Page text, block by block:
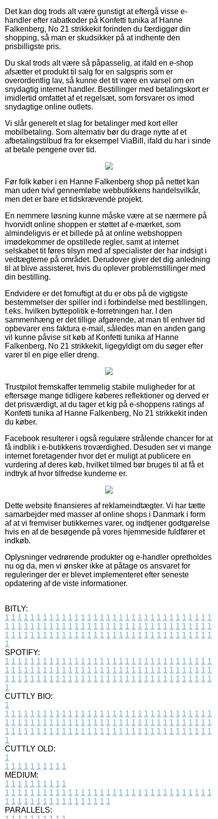
Det kan dog trods alt være gunstigt at eftergå visse e-
handler efter rabatkoder på Konfetti tunika af Hanne
Falkenberg, No 21 strikkekit forinden du færdiggør din
shopping, så man er skudsikker på at indhente den
prisbilligste pris.
Du skal trods alt være så påpasselig, at ifald en e-shop
afsætter et produkt til salg for en salgspris som er
overordentlig lav, så kunne det tit være en varsel om en
snydagtig internet handler. Bestillinger med betalingskort er
imidlertid omfattet af et regelsæt, som forsvarer os imod
snydagtige online outlets.
Vi slår generelt et slag for betalinger med kort eller
mobilbetaling. Som alternativ bør du drage nytte af et
afbetalingstilbud fra for eksempel ViaBill, ifald du har i sinde
at betale pengene over tid.
Før folk køber i en Hanne Falkenberg shop på nettet kan
man uden tvivl gennemløbe webbutikkens handelsvilkår,
men det er bare et tidskrævende projekt.
En nemmere løsning kunne måske være at se nærmere på
hvorvidt online shoppen er støttet af e-mærket, som
almindeligvis er et billede på at online webshoppen
imødekommer de opstillede regler, samt at internet
selskabet tit føres tilsyn med af specialister der har indsigt i
vedtægterne på området. Derudover giver det dig anledning
til at blive assisteret, hvis du oplever problemstillinger med
din bestilling.
Endvidere er det fornuftigt at du er obs på de vigtigste
bestemmelser der spiller ind i forbindelse med bestillingen,
f.eks. hvilken byttepolitik e-forretningen har. I den
sammenhæng er det tillige afgørende, at man til enhver tid
opbevarer ens faktura e-mail, således man en anden gang
vil kunne påvise sit køb af Konfetti tunika af Hanne
Falkenberg, No 21 strikkekit, ligegyldigt om du søger efter
varer til en pige eller dreng.
Trustpilot fremskaffer temmelig stabile muligheder for at
eftersøge mange tidligere køberes reflektioner og derved er
det prisværdigt, at du tager et kig på e-shoppens ratings af
Konfetti tunika af Hanne Falkenberg, No 21 strikkekit inden
du køber.
Facebook resulterer i også regulære strålende chancer for at
få indblik i e-butikkens troværdighed. Desuden ser vi mange
internet foretagender hvor det er muligt at publicere en
vurdering af deres køb, hvilket tilmed bør bruges til at få et
indtryk af hvor tilfredse kunderne er.
Dette website finansieres af reklameindtægter. Vi har tætte
samarbejder med masser af online shops i Danmark i form
af at vi fremviser butikkernes varer, og indtjener godtgørelse
hvis en af de besøgende på vores hjemmeside fuldfører et
indkøb.
Oplysninger vedrørende produkter og e-handler opretholdes
nu og da, men vi ønsker ikke at påtage os ansvaret for
reguleringer der er blevet implementeret efter seneste
opdatering af de viste informationer.
BITLY:
1 1 1 1 1 1 1 1 1 1 1 1 1 1 1 1 1 1 1 1 1 1 1 1 1 1 1 1 1 1 1 1 1
1 1 1 1 1 1 1 1 1 1 1 1 1 1 1 1 1 1 1 1 1 1 1 1 1 1 1 1 1 1 1 1 1
1 1 1 1 1 1 1 1 1 1 1 1 1 1 1 1 1 1 1 1 1 1 1 1 1 1 1 1 1 1 1 1 1
1
SPOTIFY:
1 1 1 1 1 1 1 1 1 1 1 1 1 1 1 1 1 1 1 1 1 1 1 1 1 1 1 1 1 1 1 1 1
1 1 1 1 1 1 1 1 1 1 1 1 1 1 1 1 1 1 1 1 1 1 1 1 1 1 1 1 1 1 1 1 1
1 1 1 1 1 1 1 1 1 1 1 1 1 1 1 1 1 1 1 1 1 1 1 1 1 1 1 1 1 1 1 1 1
1
CUTTLY BIO:
1
1 1 1 1 1 1 1 1 1 1 1 1 1 1 1 1 1 1 1 1 1 1 1 1 1 1 1 1 1 1 1 1 1
1 1 1 1 1 1 1 1 1 1 1 1 1 1 1 1 1 1 1 1 1 1 1 1 1 1 1 1 1 1 1 1 1
1 1 1 1 1 1 1 1 1 1 1 1 1 1 1 1 1 1 1 1 1 1 1 1 1 1 1 1 1 1 1 1 1
1
CUTTLY OLD:
1
1 1 1 1 1 1 1 1 1 1
MEDIUM:
1 1 1 1 1 1 1 1 1 1
1 1 1 1 1 1 1 1 1 1 1 1 1 1 1 1 1 1 1 1 1 1 1 1 1 1 1 1 1 1 1 1 1
1 1 1 1 1 1 1 1 1 1 1 1 1 1 1 1 1
PARALLELS: